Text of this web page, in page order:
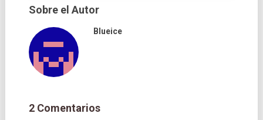
Sobre el Autor
Blueice
2 Comentarios